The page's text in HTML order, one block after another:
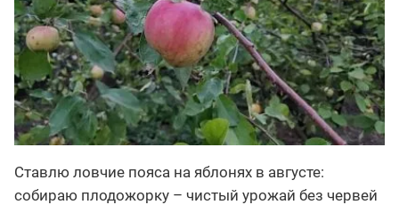
Ставлю ловчие пояса на яблонях в августе:
собираю плодожорку – чистый урожай без червей